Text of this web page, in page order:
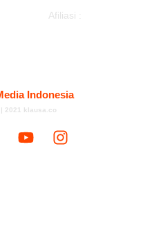
Afiliasi :
Indonesia
2021 klausa.co